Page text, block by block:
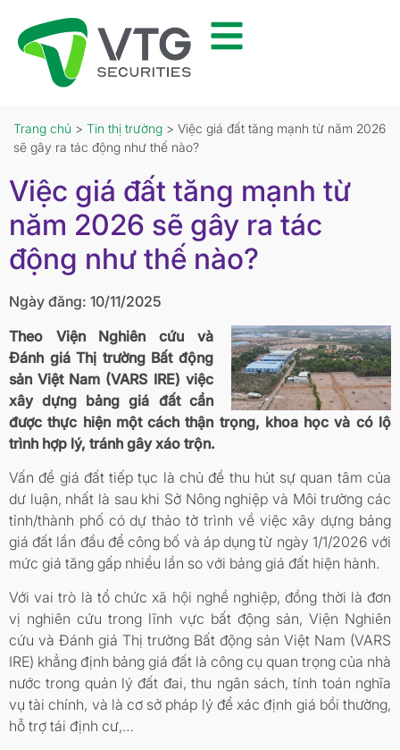
Trang chủ > Tin thị trường > Việc giá đất tăng mạnh từ năm 2026
sẽ gây ra tác động như thế nào?
Việc giá đất tăng mạnh từ
năm 2026 sẽ gây ra tác
động như thế nào?
Ngày đăng: 10/11/2025
Theo Viện Nghiên cứu và
Đánh giá Thị trường Bất động
sản Việt Nam (VARS IRE) việc
xây dựng bảng giá đất cần
được thực hiện một cách thận trọng, khoa học và có lộ
trình hợp lý, tránh gây xáo trộn.
Vấn đề giá đất tiếp tục là chủ đề thu hút sự quan tâm của
dư luận, nhất là sau khi Sở Nông nghiệp và Môi trường các
tỉnh/thành phố có dự thảo tờ trình về việc xây dựng bảng
giá đất lần đầu để công bố và áp dụng từ ngày 1/1/2026 với
mức giá tăng gấp nhiều lần so với bảng giá đất hiện hành.
Với vai trò là tổ chức xã hội nghề nghiệp, đồng thời là đơn
vị nghiên cứu trong lĩnh vực bất động sản, Viện Nghiên
cứu và Đánh giá Thị trường Bất động sản Việt Nam (VARS
IRE) khẳng định bảng giá đất là công cụ quan trọng của nhà
nước trong quản lý đất đai, thu ngân sách, tính toán nghĩa
vụ tài chính, và là cơ sở pháp lý để xác định giá bồi thường,
hỗ trợ tái định cư,…